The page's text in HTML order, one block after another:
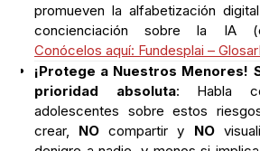
promueven la alfabetización
concienciación sobre la IA
Conócelos aquí: Fundesplai –
¡Protege a Nuestros Menores!
prioridad absoluta: Habla
adolescentes sobre estos
crear, NO compartir y NO